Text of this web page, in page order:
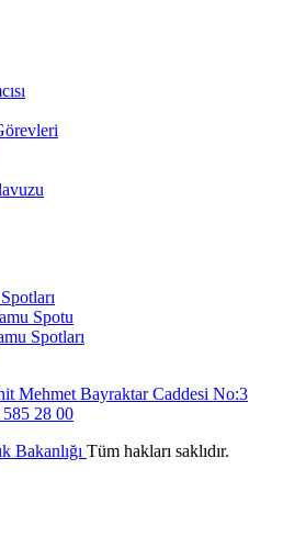
Spotu
Spotları
Mehmet Bayraktar Caddesi No:3
28 00
Bakanlığı Tüm hakları saklıdır.